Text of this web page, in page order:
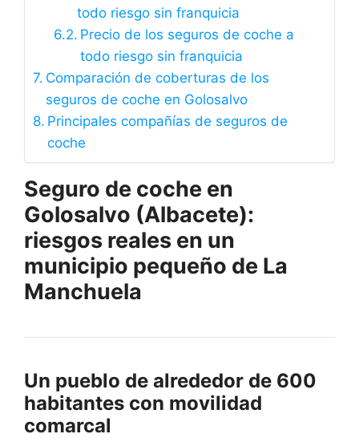
todo riesgo sin franquicia
Precio de los seguros de coche a
todo riesgo sin franquicia
Comparación de coberturas de los
seguros de coche en Golosalvo
Principales compañías de seguros de
coche
Seguro de coche en
Golosalvo (Albacete):
riesgos reales en un
municipio pequeño de La
Manchuela
Un pueblo de alrededor de 600
habitantes con movilidad
comarcal